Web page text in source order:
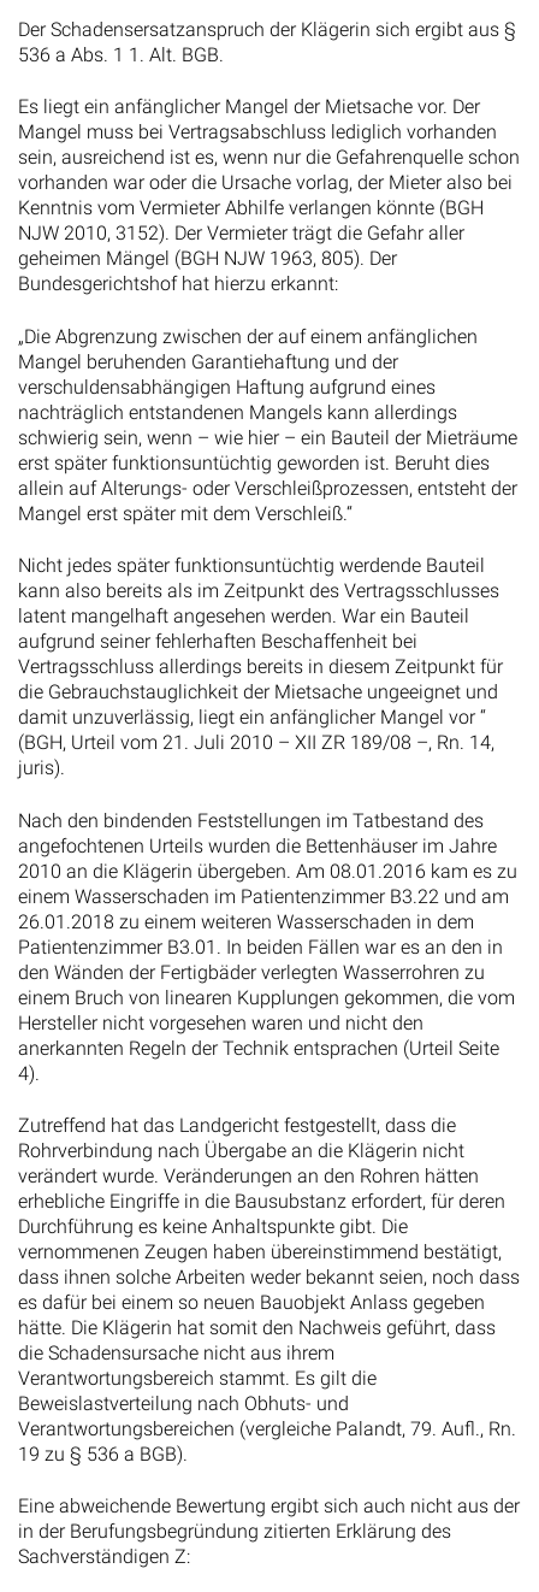
Der Schadensersatzanspruch der Klägerin sich ergibt aus §
536 a Abs. 1 1. Alt. BGB.
Es liegt ein anfänglicher Mangel der Mietsache vor. Der
Mangel muss bei Vertragsabschluss lediglich vorhanden
sein, ausreichend ist es, wenn nur die Gefahrenquelle schon
vorhanden war oder die Ursache vorlag, der Mieter also bei
Kenntnis vom Vermieter Abhilfe verlangen könnte (BGH
NJW 2010, 3152). Der Vermieter trägt die Gefahr aller
geheimen Mängel (BGH NJW 1963, 805). Der
Bundesgerichtshof hat hierzu erkannt:
„Die Abgrenzung zwischen der auf einem anfänglichen
Mangel beruhenden Garantiehaftung und der
verschuldensabhängigen Haftung aufgrund eines
nachträglich entstandenen Mangels kann allerdings
schwierig sein, wenn – wie hier – ein Bauteil der Mieträume
erst später funktionsuntüchtig geworden ist. Beruht dies
allein auf Alterungs- oder Verschleißprozessen, entsteht der
Mangel erst später mit dem Verschleiß.“
Nicht jedes später funktionsuntüchtig werdende Bauteil
kann also bereits als im Zeitpunkt des Vertragsschlusses
latent mangelhaft angesehen werden. War ein Bauteil
aufgrund seiner fehlerhaften Beschaffenheit bei
Vertragsschluss allerdings bereits in diesem Zeitpunkt für
die Gebrauchstauglichkeit der Mietsache ungeeignet und
damit unzuverlässig, liegt ein anfänglicher Mangel vor “
(BGH, Urteil vom 21. Juli 2010 – XII ZR 189/08 –, Rn. 14,
juris).
Nach den bindenden Feststellungen im Tatbestand des
angefochtenen Urteils wurden die Bettenhäuser im Jahre
2010 an die Klägerin übergeben. Am 08.01.2016 kam es zu
einem Wasserschaden im Patientenzimmer B3.22 und am
26.01.2018 zu einem weiteren Wasserschaden in dem
Patientenzimmer B3.01. In beiden Fällen war es an den in
den Wänden der Fertigbäder verlegten Wasserrohren zu
einem Bruch von linearen Kupplungen gekommen, die vom
Hersteller nicht vorgesehen waren und nicht den
anerkannten Regeln der Technik entsprachen (Urteil Seite
4).
Zutreffend hat das Landgericht festgestellt, dass die
Rohrverbindung nach Übergabe an die Klägerin nicht
verändert wurde. Veränderungen an den Rohren hätten
erhebliche Eingriffe in die Bausubstanz erfordert, für deren
Durchführung es keine Anhaltspunkte gibt. Die
vernommenen Zeugen haben übereinstimmend bestätigt,
dass ihnen solche Arbeiten weder bekannt seien, noch dass
es dafür bei einem so neuen Bauobjekt Anlass gegeben
hätte. Die Klägerin hat somit den Nachweis geführt, dass
die Schadensursache nicht aus ihrem
Verantwortungsbereich stammt. Es gilt die
Beweislastverteilung nach Obhuts- und
Verantwortungsbereichen (vergleiche Palandt, 79. Aufl., Rn.
19 zu § 536 a BGB).
Eine abweichende Bewertung ergibt sich auch nicht aus der
in der Berufungsbegründung zitierten Erklärung des
Sachverständigen Z: